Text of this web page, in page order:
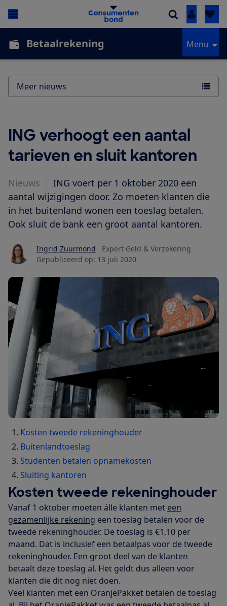
Inloggen
Betaalrekening Menu
ING verhoogt een aantal
tarieven en sluit kantoren
Nieuws
ING voert per 1 oktober 2020 een
aantal wijzigingen door. Zo moeten klanten die
in het buitenland wonen een toeslag betalen.
Ook sluit de bank een groot aantal kantoren.
Ingrid Zuurmond
Expert Geld & Verzekering
Gepubliceerd op: 13 juli 2020
Kosten tweede rekeninghouder
Buitenlandtoeslag
Studenten betalen opnamekosten
Sluiting kantoren
Kosten tweede rekeninghouder
Vanaf 1 oktober moeten álle klanten met een
gezamenlijke rekening een toeslag betalen voor de
tweede rekeninghouder. De toeslag is €1,10 per
maand. Dat is inclusief een betaalpas voor de tweede
rekeninghouder. Een groot deel van de klanten
betaalt deze toeslag al. Het geldt dus alleen voor
klanten die dit nog niet doen.
Veel klanten met een OranjePakket betalen de toeslag
Meer nieuws